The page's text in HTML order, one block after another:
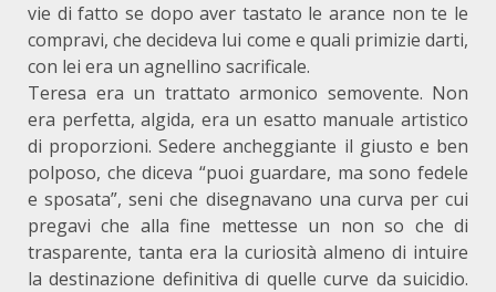
vie di fatto se dopo aver tastato le arance non te le
compravi, che decideva lui come e quali primizie darti,
con lei era un agnellino sacrificale.
Teresa era un trattato armonico semovente. Non
era perfetta, algida, era un esatto manuale artistico
di proporzioni. Sedere ancheggiante il giusto e ben
polposo, che diceva “puoi guardare, ma sono fedele
e sposata”, seni che disegnavano una curva per cui
pregavi che alla fine mettesse un non so che di
trasparente, tanta era la curiosità almeno di intuire
la destinazione definitiva di quelle curve da suicidio.